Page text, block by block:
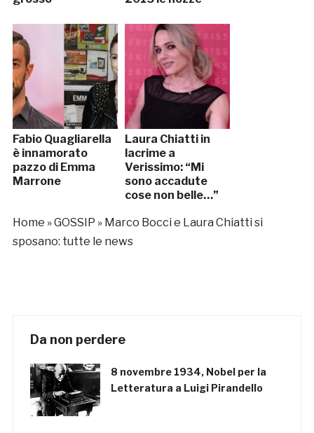
Fabio Quagliarella
è innamorato
pazzo di Emma
Marrone
Laura Chiatti in
lacrime a
Verissimo: “Mi
sono accadute
cose non belle…”
Home »GOSSIP » Marco Bocci e Laura Chiatti si
sposano: tutte le news
Da non perdere
8 novembre 1934, Nobel per la
Letteratura a Luigi Pirandello